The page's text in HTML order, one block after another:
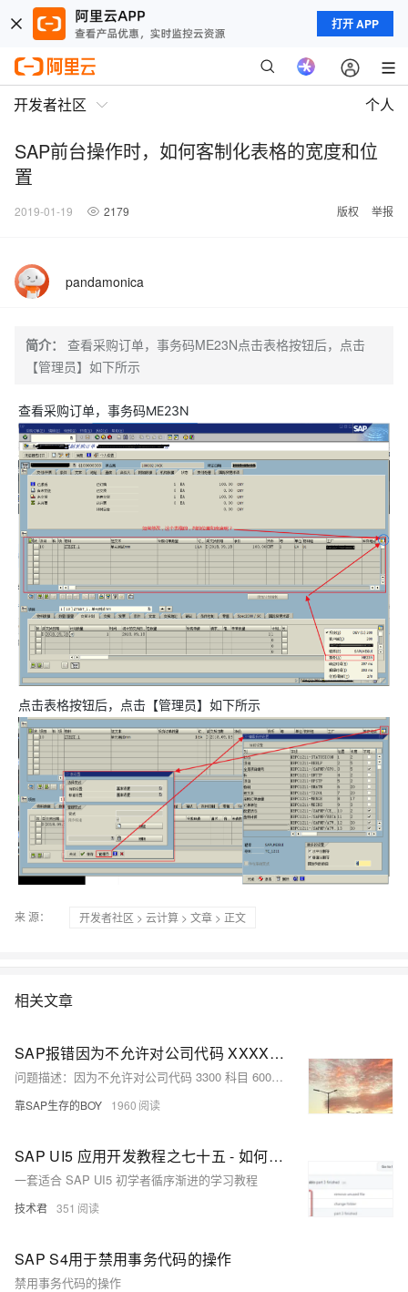
打开 APP
开发者社区 个人
SAP前台操作时，如何客制化表格的宽度和位
置
2019-01-19 2179 版权 举报
pandamonica
简介：
查看采购订单，事务码ME23N点击表格按钮后，点击
【管理员】如下所示
查看采购订单，事务码ME23N
点击表格按钮后，点击【管理员】如下所示
来 源： 开发者社区 > 云计算 > 文章 > 正文
相关文章
SAP报错因为不允许对公司代码 XXXX科目 XXXXXXXXXX进行销项/进项税相关操作，所以税码XX无效
问题描述：因为不允许对公司代码 3300 科目 6001000000 进行销项/进项税相关操作，所以税码 Z1 无效
靠SAP生存的BOY 1960
SAP UI5 应用开发教程之七十五 - 如何采用SAP UI5 主从表格的联动技术显示复杂表格内容试读版
一套适合 SAP UI5 初学者循序渐进的学习教程
技术君 351
SAP S4用于禁用事务代码的操作
禁用事务代码的操作